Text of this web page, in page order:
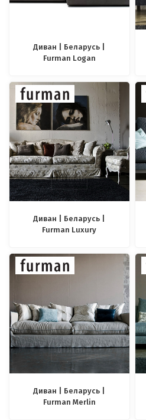
Диван | Беларусь |
Furman Logan
Диван | Беларусь |
Furman Luxury
Диван | Беларусь |
Furman Merlin